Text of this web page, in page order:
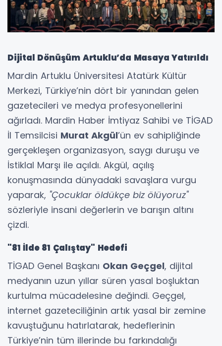
Dijital Dönüşüm Artuklu’da Masaya Yatırıldı
​Mardin Artuklu Üniversitesi Atatürk Kültür
Merkezi, Türkiye’nin dört bir yanından gelen
gazetecileri ve medya profesyonellerini
ağırladı. Mardin Haber İmtiyaz Sahibi ve TİGAD
İl Temsilcisi Murat Akgül’ün ev sahipliğinde
gerçekleşen organizasyon, saygı duruşu ve
İstiklal Marşı ile açıldı. Akgül, açılış
konuşmasında dünyadaki savaşlara vurgu
yaparak, "Çocuklar öldükçe biz ölüyoruz"
sözleriyle insani değerlerin ve barışın altını
çizdi.
"81 İlde 81 Çalıştay" Hedefi
​TİGAD Genel Başkanı Okan Geçgel, dijital
medyanın uzun yıllar süren yasal boşluktan
kurtulma mücadelesine değindi. Geçgel,
internet gazeteciliğinin artık yasal bir zemine
kavuştuğunu hatırlatarak, hedeflerinin
Türkiye’nin tüm illerinde bu farkındalığı